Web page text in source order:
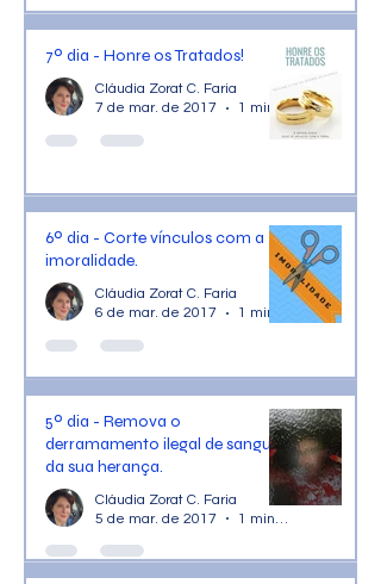
7º dia - Honre os Tratados!
Cláudia Zorat C. Faria
7 de mar. de 2017
1 min de leitura
6º dia - Corte vínculos com a
imoralidade.
Cláudia Zorat C. Faria
6 de mar. de 2017
5º dia - Remova o
derramamento ilegal de sangue
da sua herança.
Cláudia Zorat C. Faria
5 de mar. de 2017
1 min de leitura